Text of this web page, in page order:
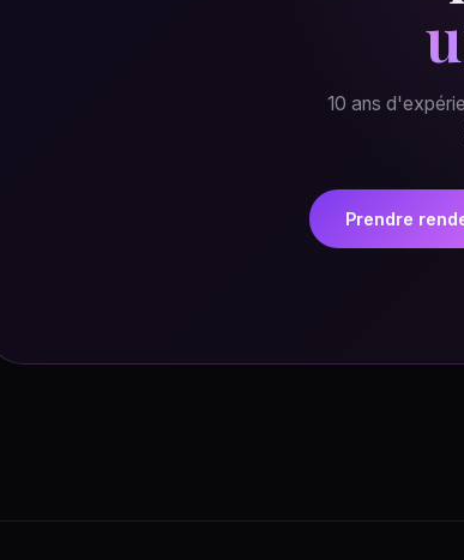
10 ans
Prendre